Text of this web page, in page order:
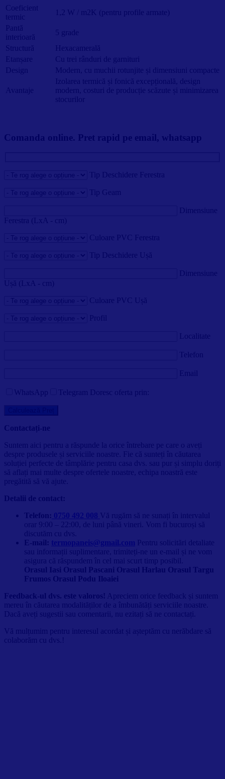
Coeficient
termic
1,2 W / m2K (pentru profile armate)
Pantă
interioară
5 grade
Structură
Hexacamerală
Etanșare
Cu trei rânduri de garnituri
Design
Modern, cu muchii rotunjite și dimensiuni compacte
Avantaje
Izolarea termică și fonică excepțională, design
modern, costuri de producție scăzute și minimizarea
stocurilor
Comanda online. Pret rapid pe email, whatsapp
Tip Deschidere Ferestra
Tip Geam
Dimensiune
Ferestra (LxA - cm)
Culoare PVC Ferestra
Tip Deschidere Ușă
Dimensiune
Ușă (LxA - cm)
Culoare PVC Ușă
Profil
Localitate
Telefon
Email
WhatsApp Telegram Doresc oferta prin:
Contactați-ne
Suntem aici pentru a răspunde la orice întrebare pe care o aveți
despre produsele și serviciile noastre. Fie că sunteți în căutarea
soluției perfecte de tâmplărie pentru casa dvs. sau pur și simplu doriți
să aflați mai multe despre ofertele noastre, echipa noastră este
pregătită să vă ajute.
Detalii de contact:
Telefon: 0750 492 008 Vă rugăm să ne sunați în intervalul
orar 9:00 – 22:00, de luni până vineri. Vom fi bucuroși să
discutăm cu dvs.
E-mail: termopaneis@gmail.com Pentru solicitări detaliate
sau informații suplimentare, trimiteți-ne un e-mail și ne vom
asigura că răspundem în cel mai scurt timp posibil.
Orasul Iasi Orasul Pascani Orasul Harlau Orasul Targu
Frumos Orasul Podu Iloaiei
Feedback-ul dvs. este valoros! Apreciem orice feedback și suntem
mereu în căutarea modalităților de a îmbunătăți serviciile noastre.
Dacă aveți sugestii sau comentarii, nu ezitați să ne contactați.
Vă mulțumim pentru interesul acordat și așteptăm cu nerăbdare să
colaborăm cu dvs.!